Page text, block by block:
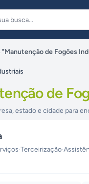
"Manutenção de Fogões
de
estado e cidade para
·Terceirização·